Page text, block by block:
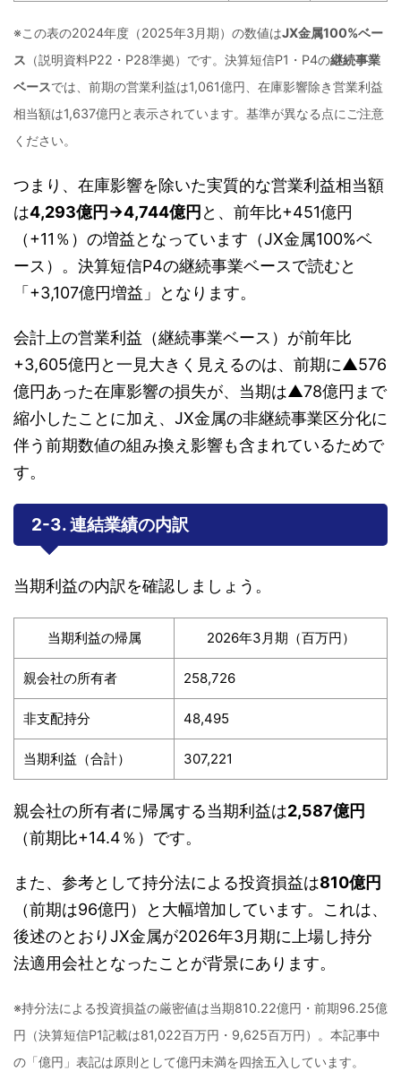
※この表の2024年度（2025年3月期）の数値はJX金属100%ベー
ス （説明資料P22・P28準拠）です。決算短信P1・P4の継続事業
ベースでは、前期の営業利益は1,061億円、在庫影響除き営業利益
相当額は1,637億円と表示されています。基準が異なる点にご注意
ください。
つまり、在庫影響を除いた実質的な営業利益相当額
は4,293億円→4,744億円 と、前年比+451億円
（+11％）の増益となっています（JX金属100%ベ
ース）。決算短信P4の継続事業ベースで読むと
「+3,107億円増益」となります。
会計上の営業利益（継続事業ベース）が前年比
+3,605億円と一見大きく見えるのは、前期に▲576
億円あった在庫影響の損失が、当期は▲78億円まで
縮小したことに加え、JX金属の非継続事業区分化に
伴う前期数値の組み換え影響も含まれているためで
す。
2-3. 連結業績の内訳
当期利益の内訳を確認しましょう。
当期利益の帰属 2026年3月期（百万円）
親会社の所有者 258,726
非支配持分 48,495
当期利益（合計） 307,221
親会社の所有者に帰属する当期利益は2,587億円
（前期比+14.4％）です。
また、参考として持分法による投資損益は810億円
（前期は96億円）と大幅増加しています。これは、
後述のとおりJX金属が2026年3月期に上場し持分
法適用会社となったことが背景にあります。
※持分法による投資損益の厳密値は当期810.22億円・前期96.25億
円（決算短信P1記載は81,022百万円・9,625百万円）。本記事中
の「億円」表記は原則として億円未満を四捨五入しています。